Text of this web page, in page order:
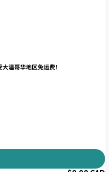
温哥华地区免运费！